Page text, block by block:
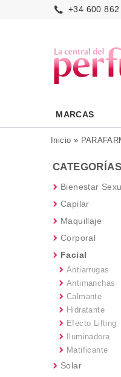
+34 600 862
MARCAS
Inicio »
CATEGORÍAS
Bienestar
Capilar
Maquillaje
Corporal
Facial
Antiarrugas
Antimanchas
Calmante
Hidratante
Efecto Lifting
Iluminadora
Matificante
Solar